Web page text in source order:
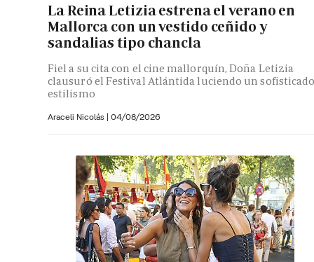
La Reina Letizia estrena el verano en
Mallorca con un vestido ceñido y
sandalias tipo chancla
Fiel a su cita con el cine mallorquín, Doña Letizia
clausuró el Festival Atlántida luciendo un
estilismo
Araceli Nicolás | 04/08/2026